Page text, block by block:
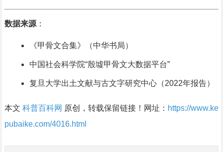
数据来源：
《甲骨文合集》（中华书局）
中国社会科学院“殷墟甲骨文大数据平台”
复旦大学出土文献与古文字研究中心（2022年报告）
本文 科普百科网 原创，转载保留链接！网址： https://www.ke
pubaike.com/4016.html